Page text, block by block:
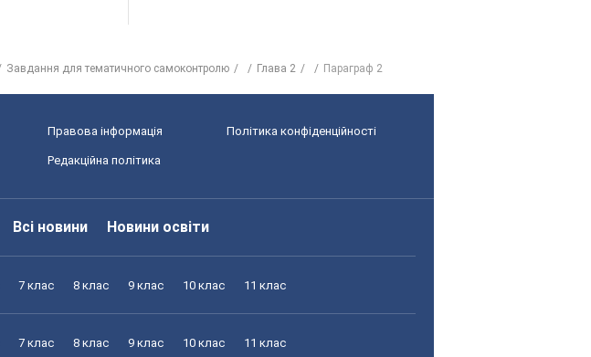
Завдання для тематичного самоконтролю Глава 2 Параграф 2
Правова інформація Політика конфіденційності
Редакційна політика
Всі новини Новини освіти
7 клас 8 клас 9 клас 10 клас 11 клас
7 клас 8 клас 9 клас 10 клас 11 клас